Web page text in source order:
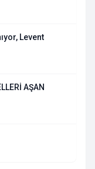
AŞAN